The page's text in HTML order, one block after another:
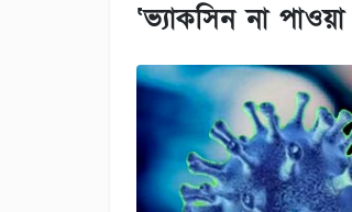
‘ভ্যাকসিন না